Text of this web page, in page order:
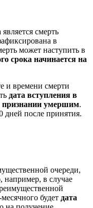
смерть
в
может наступить в
срока начинается на
и времени смерти
дата вступления в
признании умершим.
дней после принятия.
очереди,
например, в случае
будет дата